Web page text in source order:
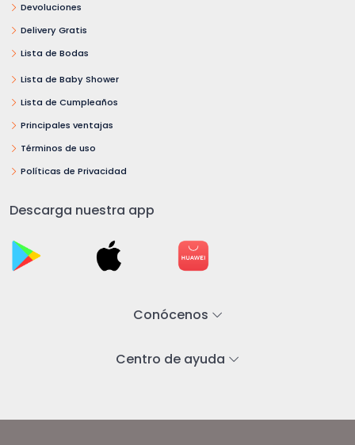
Devoluciones
Delivery Gratis
Lista de Bodas
Lista de Baby Shower
Lista de Cumpleaños
Principales ventajas
Términos de uso
Políticas de Privacidad
Descarga nuestra app
Conócenos
Centro de ayuda